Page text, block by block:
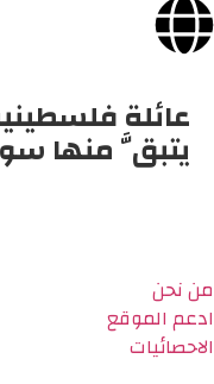
عائلة
يتبقَّ منها
من نحن
ادعم الموقع
الاحصائيات